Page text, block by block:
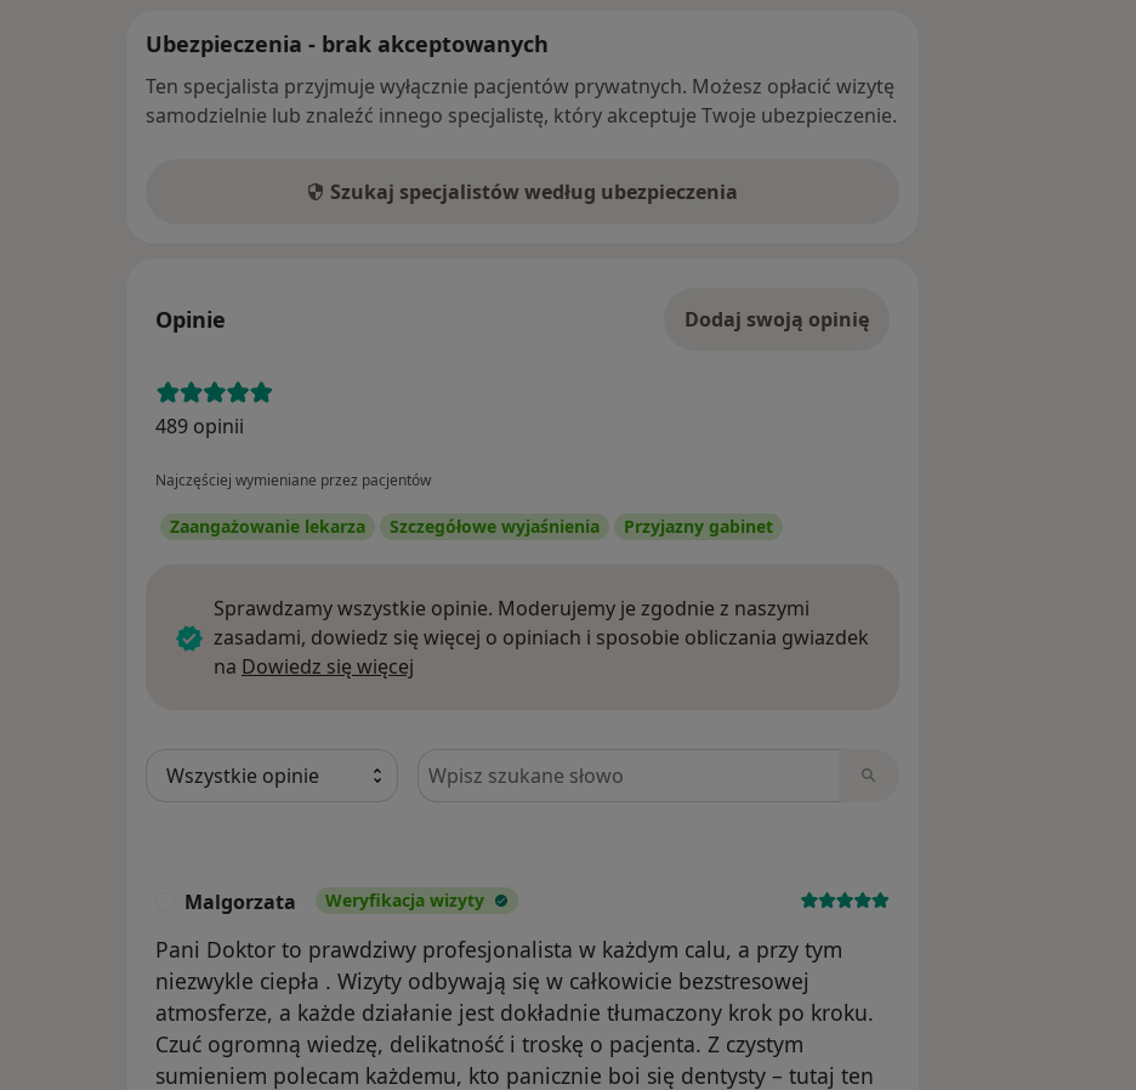
Ubezpieczenia - brak akceptowanych
Ten specjalista przyjmuje wyłącznie pacjentów prywatnych. Możesz opłacić wizytę
samodzielnie lub znaleźć innego specjalistę, który akceptuje Twoje ubezpieczenie.
Szukaj specjalistów według ubezpieczenia
Opinie Dodaj swoją opinię
489 opinii
Najczęściej wymieniane przez pacjentów
Zaangażowanie lekarza Szczegółowe wyjaśnienia Przyjazny gabinet
Sprawdzamy wszystkie opinie. Moderujemy je zgodnie z naszymi
zasadami, dowiedz się więcej o opiniach i sposobie obliczania gwiazdek
na Dowiedz się więcej
Szukaj w opiniach
Malgorzata Weryfikacja wizyty
Pani Doktor to prawdziwy profesjonalista w każdym calu, a przy tym
niezwykle ciepła . Wizyty odbywają się w całkowicie bezstresowej
atmosferze, a każde działanie jest dokładnie tłumaczony krok po kroku.
Czuć ogromną wiedzę, delikatność i troskę o pacjenta. Z czystym
sumieniem polecam każdemu, kto panicznie boi się dentysty – tutaj ten